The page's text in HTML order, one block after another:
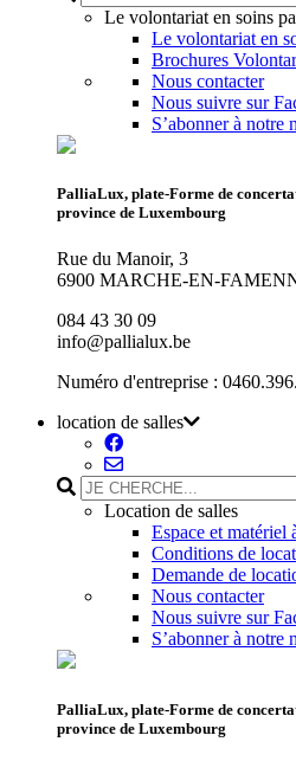
Le volontariat en soins
Le volontariat en
Brochures
Nous contacter
Nous suivre sur
S’abonner à notre
PalliaLux, plate-Forme de
province de Luxembourg
Rue du Manoir, 3
6900 MARCHE-EN-
084 43 30 09
info@pallialux.be
Numéro d'entreprise :
location de salles
Location de salles
Espace et matériel
Conditions de
Demande de
Nous contacter
Nous suivre sur
S’abonner à notre
PalliaLux, plate-Forme de
province de Luxembourg